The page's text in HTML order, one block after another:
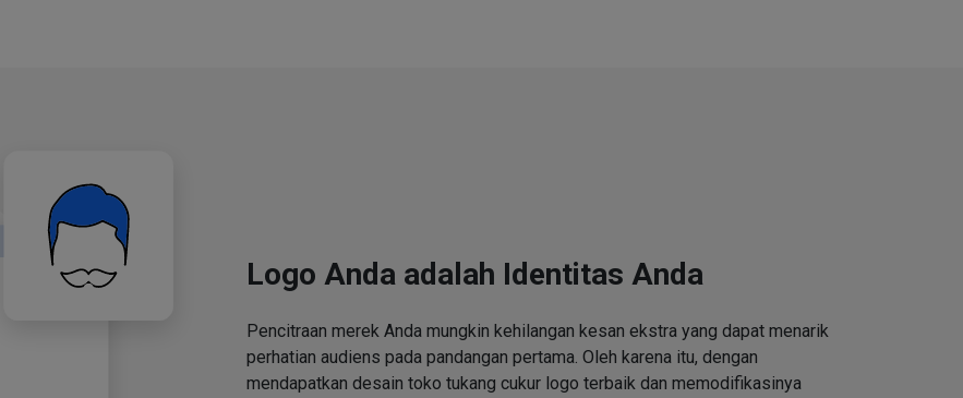
Logo Anda adalah Identitas Anda
Pencitraan merek Anda mungkin kehilangan kesan ekstra yang dapat menarik
perhatian audiens pada pandangan pertama. Oleh karena itu, dengan
mendapatkan desain toko tukang cukur logo terbaik dan memodifikasinya